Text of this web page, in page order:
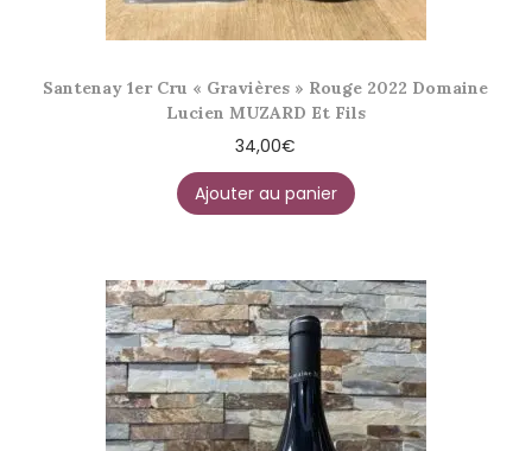
Santenay 1er Cru « Gravières » Rouge 2022 Domaine
Lucien MUZARD Et Fils
34,00€
Ajouter au panier